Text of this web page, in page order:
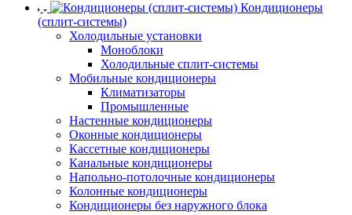
Кондиционеры
(сплит-системы)
Холодильные установки
Моноблоки
Холодильные сплит-системы
Мобильные кондиционеры
Климатизаторы
Промышленные
Настенные кондиционеры
Оконные кондиционеры
Кассетные кондиционеры
Канальные кондиционеры
Напольно-потолочные кондиционеры
Колонные кондиционеры
Кондиционеры без наружного блока